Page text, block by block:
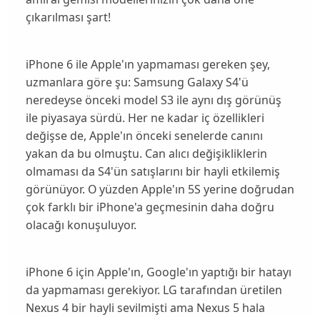
çıkarılması şart!
iPhone 6 ile Apple'ın yapmaması gereken şey,
uzmanlara göre şu: Samsung Galaxy S4'ü
neredeyse önceki model S3 ile aynı dış görünüş
ile piyasaya sürdü. Her ne kadar iç özellikleri
değişse de, Apple'ın önceki senelerde canını
yakan da bu olmuştu. Can alıcı değişikliklerin
olmaması da S4'ün satışlarını bir hayli etkilemiş
görünüyor. O yüzden Apple'ın 5S yerine doğrudan
çok farklı bir iPhone'a geçmesinin daha doğru
olacağı konuşuluyor.
iPhone 6için Apple'ın, Google'ın yaptığı bir hatayı
da yapmaması gerekiyor. LG tarafından üretilen
Nexus 4 bir hayli sevilmişti ama Nexus 5 hala